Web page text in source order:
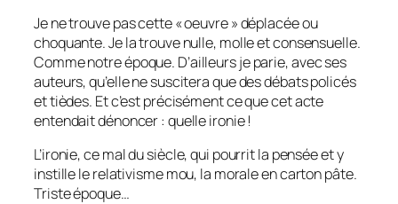
Je ne trouve pas cette « oeuvre » déplacée ou
choquante. Je la trouve nulle, molle et consensuelle.
Comme notre époque. D’ailleurs je parie, avec ses
auteurs, qu’elle ne suscitera que des débats policés
et tièdes. Et c’est précisément ce que cet acte
entendait dénoncer : quelle ironie !
L’ironie, ce mal du siècle, qui pourrit la pensée et y
instille le relativisme mou, la morale en carton pâte.
Triste époque…